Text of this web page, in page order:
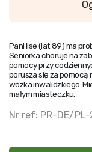
Pani Ilse (lat 89) ma
Seniorka choruje na
pomocy przy
porusza się za pomocą
wózka inwalidzkiego.
małym miasteczku.
Nr ref: PR-DE/